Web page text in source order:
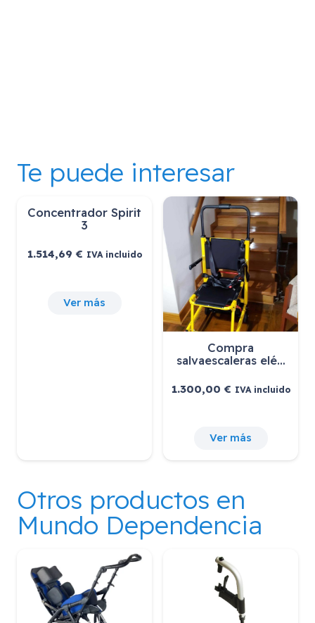
Te puede interesar
Concentrador Spirit
3
1.514,69€ IVA incluido
Ver más
Compra
salvaescaleras elé…
1.300,00€ IVA incluido
Ver más
Otros productos en
Mundo Dependencia